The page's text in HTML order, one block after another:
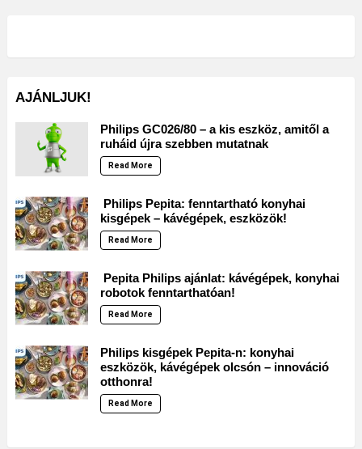
AJÁNLJUK!
Philips GC026/80 – a kis eszköz, amitől a
ruháid újra szebben mutatnak
Read More
Philips Pepita: fenntartható konyhai
kisgépek – kávégépek, eszközök!
Read More
Pepita Philips ajánlat: kávégépek, konyhai
robotok fenntarthatóan!
Read More
Philips kisgépek Pepita-n: konyhai
eszközök, kávégépek olcsón – innováció
otthonra!
Read More